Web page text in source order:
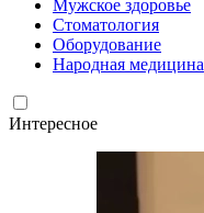
Мужское здоровье
Стоматология
Оборудование
Народная медицина
Интересное